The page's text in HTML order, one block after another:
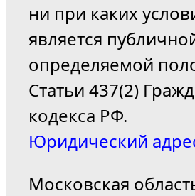
ни при каких
является
определяемой
Статьи 437(2)
кодекса РФ.
Юридический
Московская